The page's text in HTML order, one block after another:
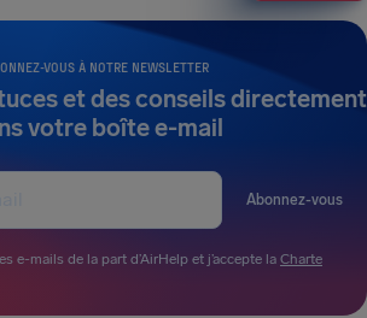
VOUS À NOTRE NEWSLETTER
et des conseils directement
votre boîte e-mail
Abonnez-vous
e-mails de la part d’AirHelp et j’accepte la Charte